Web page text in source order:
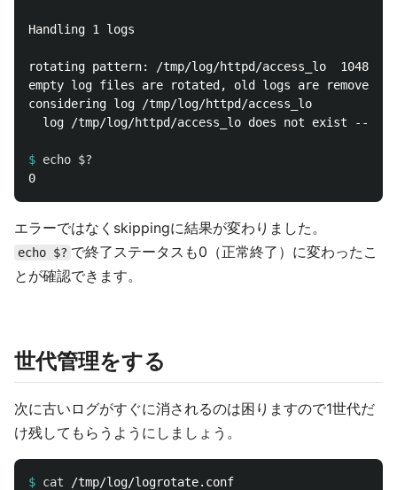
Handling 1 logs
rotating pattern: /tmp/log/httpd/access_lo
empty log files are rotated, old logs are removed
considering log /tmp/log/httpd/access_lo
log /tmp/log/httpd/access_lo does not exist --
$ echo $?
エラーではなくskippingに結果が変わりました。
echo $? で終了ステータスも0（正常終了）に変わったこ
とが確認できます。
世代管理をする
次に古いログがすぐに消されるのは困りますので1世代だ
け残してもらうようにしましょう。
$ cat